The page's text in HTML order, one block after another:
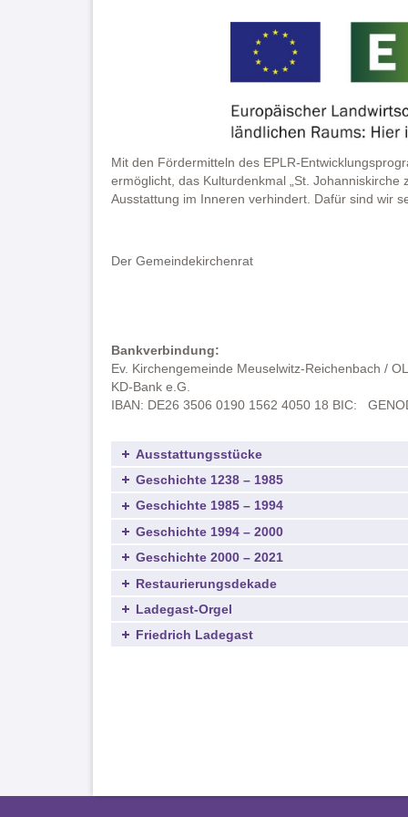
Mit den Fördermitteln des EPLR-
ermöglicht, das Kulturdenkmal „St.
Ausstattung im Inneren verhindert. Dafür sind wir
Der Gemeindekirchenrat
Bankverbindung:
Ev. Kirchengemeinde Meuselwitz-Reichenbach / OL
KD-Bank e.G.
IBAN: DE26 3506 0190 1562 4050 18 BIC:
Ausstattungsstücke
Geschichte 1238 – 1985
Geschichte 1985 – 1994
Geschichte 1994 – 2000
Geschichte 2000 – 2021
Restaurierungsdekade
Ladegast-Orgel
Friedrich Ladegast